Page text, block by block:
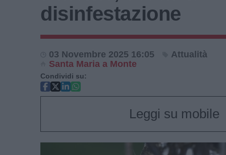
disinfestazione
03 Novembre 2025 16:05
Attualità
Santa Maria a Monte
Condividi su:
Leggi su mobile